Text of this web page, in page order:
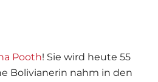
Pooth! Sie wird heute 55
Bolivianerin nahm in den